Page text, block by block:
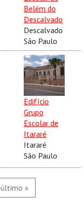
Belém do
Descalvado
Descalvado
São Paulo
Edifício
Grupo
Escolar de
Itararé
Itararé
São Paulo
último »